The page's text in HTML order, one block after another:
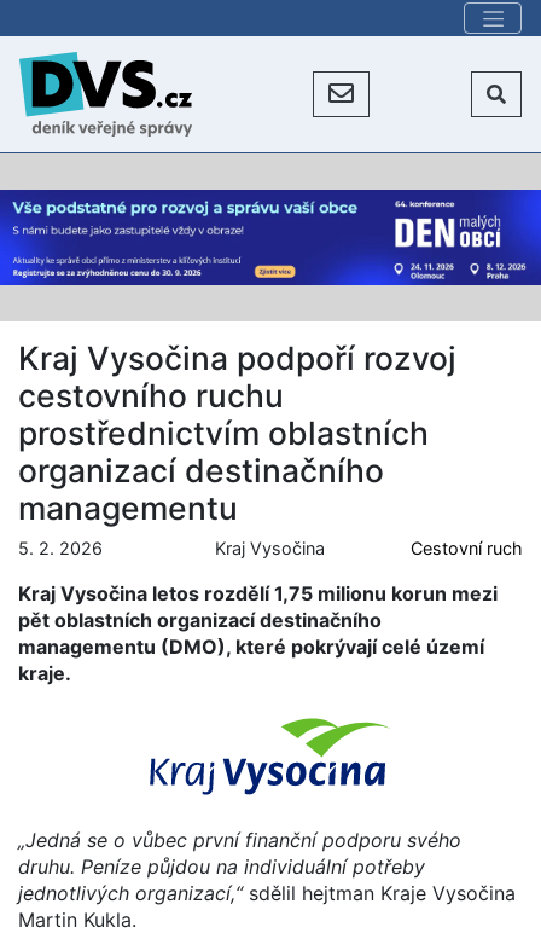
Kraj Vysočina podpoří rozvoj
cestovního ruchu
prostřednictvím oblastních
organizací destinačního
managementu
5. 2. 2026 Kraj Vysočina Cestovní ruch
Kraj Vysočina letos rozdělí 1,75 milionu korun mezi
pět oblastních organizací destinačního
managementu (DMO), které pokrývají celé území
kraje.
„Jedná se o vůbec první finanční podporu svého
druhu. Peníze půjdou na individuální potřeby
jednotlivých organizací,“sdělil hejtman Kraje Vysočina
Martin Kukla.